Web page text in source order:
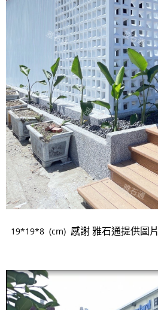
19*19*8 (cm) 感謝 雅石通提供圖片